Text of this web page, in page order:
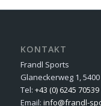
KONTAKT
Frandl Sports
Glaneckerweg 1,
Tel: +43 (0) 6245 70539
Email: info@frandl-